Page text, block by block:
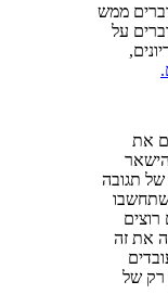
ממש
על
.
את
תגובה
שתחשבו
את זה
רק של